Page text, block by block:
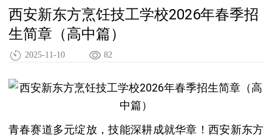
西安新东方烹饪技工学校2026年春季招
生简章（高中篇）
2025-11-10 82
青春赛道多元绽放，技能深耕成就华章！西安新东方